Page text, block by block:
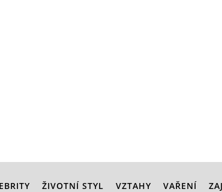
ŽIVOTNÍ STYL VZTAHY VAŘENÍ